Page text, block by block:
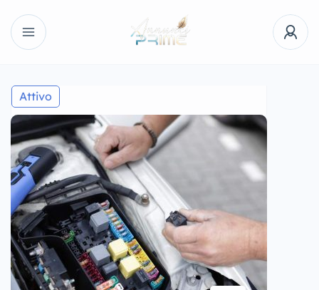
Attivo